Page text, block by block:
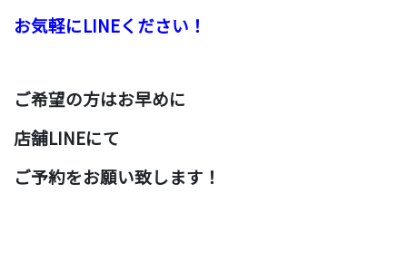
お気軽にLINEください！
ご希望の方はお早めに
店舗LINEにて
ご予約をお願い致します！